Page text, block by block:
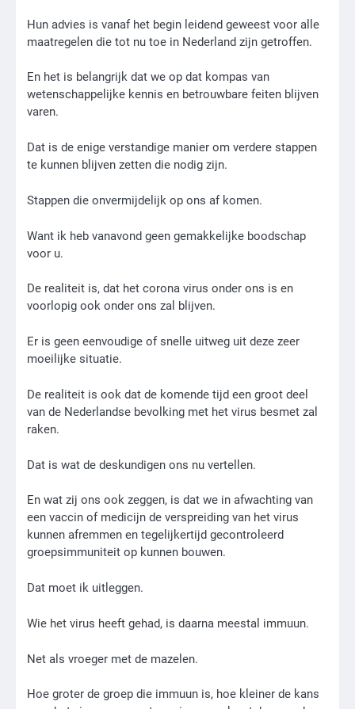
Hun advies is vanaf het begin leidend geweest voor alle
maatregelen die tot nu toe in Nederland zijn getroffen.
En het is belangrijk dat we op dat kompas van
wetenschappelijke kennis en betrouwbare feiten blijven
varen.
Dat is de enige verstandige manier om verdere stappen
te kunnen blijven zetten die nodig zijn.
Stappen die onvermijdelijk op ons af komen.
Want ik heb vanavond geen gemakkelijke boodschap
voor u.
De realiteit is, dat het corona virus onder ons is en
voorlopig ook onder ons zal blijven.
Er is geen eenvoudige of snelle uitweg uit deze zeer
moeilijke situatie.
De realiteit is ook dat de komende tijd een groot deel
van de Nederlandse bevolking met het virus besmet zal
raken.
Dat is wat de deskundigen ons nu vertellen.
En wat zij ons ook zeggen, is dat we in afwachting van
een vaccin of medicijn de verspreiding van het virus
kunnen afremmen en tegelijkertijd gecontroleerd
groepsimmuniteit op kunnen bouwen.
Dat moet ik uitleggen.
Wie het virus heeft gehad, is daarna meestal immuun.
Net als vroeger met de mazelen.
Hoe groter de groep die immuun is, hoe kleiner de kans